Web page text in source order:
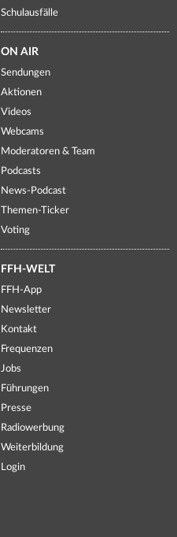
Schulausfälle
ON AIR
Sendungen
Aktionen
Videos
Webcams
Moderatoren & Team
Podcasts
News-Podcast
Themen-Ticker
Voting
FFH-WELT
FFH-App
Newsletter
Kontakt
Frequenzen
Jobs
Führungen
Presse
Radiowerbung
Weiterbildung
Login